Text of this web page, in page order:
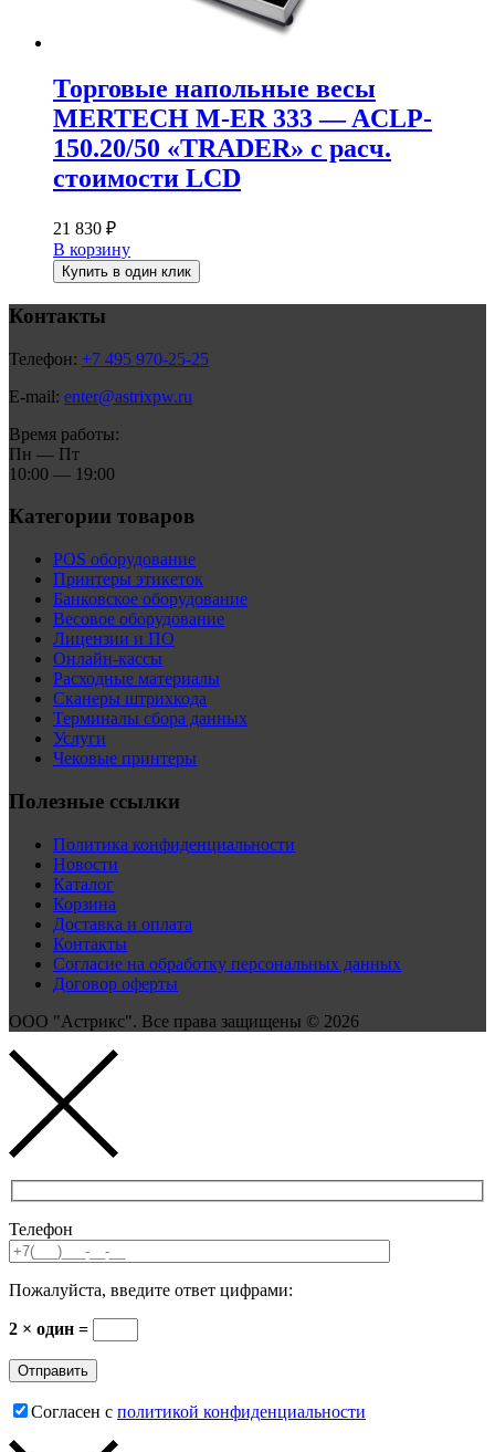
Торговые напольные весы
MERTECH M-ER 333 — ACLP-
150.20/50 «TRADER» с расч.
стоимости LCD
21 830 ₽
В корзину
Купить в один клик
Контакты
Телефон: +7 495 970-25-25
E-mail: enter@astrixpw.ru
Время работы:
Пн — Пт
10:00 — 19:00
Категории товаров
POS оборудование
Принтеры этикеток
Банковское оборудование
Весовое оборудование
Лицензии и ПО
Онлайн-кассы
Расходные материалы
Сканеры штрихкода
Терминалы сбора данных
Услуги
Чековые принтеры
Полезные ссылки
Политика конфиденциальности
Новости
Каталог
Корзина
Доставка и оплата
Контакты
Согласие на обработку персональных данных
Договор оферты
ООО "Астрикс". Все права защищены © 2026
Телефон
Пожалуйста, введите ответ цифрами:
2 × один =
Согласен с политикой конфиденциальности